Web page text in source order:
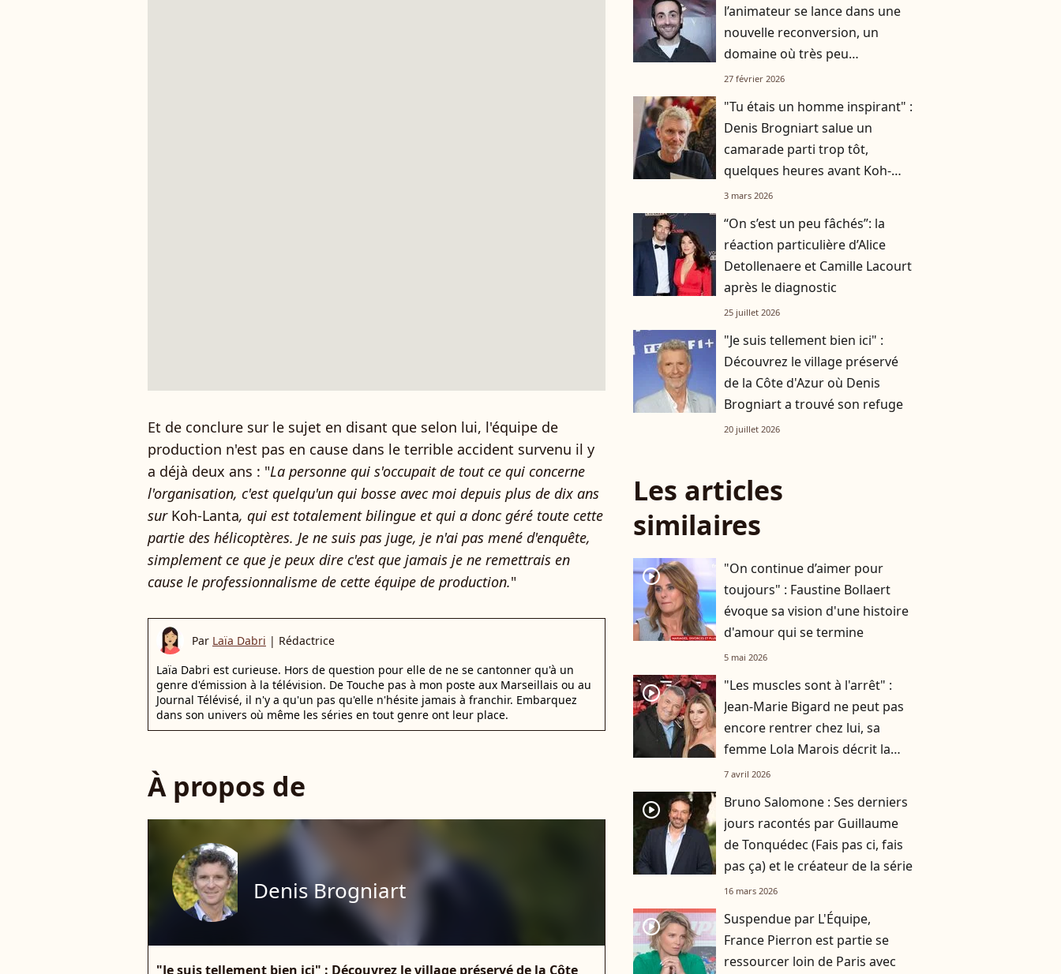
Et de conclure sur le sujet en disant que selon lui, l'équipe de
production n'est pas en cause dans le terrible accident survenu il y
a déjà deux ans : "La personne qui s'occupait de tout ce qui concerne
l'organisation, c'est quelqu'un qui bosse avec moi depuis plus de dix ans
surKoh-Lanta, qui est totalement bilingue et qui a donc géré toute cette
partie des hélicoptères. Je ne suis pas juge, je n'ai pas mené d'enquête,
simplement ce que je peux dire c'est que jamais je ne remettrais en
cause le professionnalisme de cette équipe de production."
Par Laïa Dabri | Rédactrice
Laïa Dabri est curieuse. Hors de question pour elle de ne se cantonner qu'à un
genre d'émission à la télévision. De Touche pas à mon poste aux Marseillais ou au
Journal Télévisé, il n'y a qu'un pas qu'elle n'hésite jamais à franchir. Embarquez
dans son univers où même les séries en tout genre ont leur place.
À propos de
Denis Brogniart
"Je suis tellement bien ici" : Découvrez le village préservé de la Côte
l’animateur se lance dans une
nouvelle reconversion, un
domaine où très peu
l’attendaient
27 février 2026
"Tu étais un homme inspirant" :
Denis Brogniart salue un
camarade parti trop tôt,
quelques heures avant Koh-
Lanta
3 mars 2026
“On s’est un peu fâchés”: la
réaction particulière d’Alice
Detollenaere et Camille Lacourt
après le diagnostic
25 juillet 2026
"Je suis tellement bien ici" :
Découvrez le village préservé
de la Côte d'Azur où Denis
Brogniart a trouvé son refuge
20 juillet 2026
Les articles
similaires
player2
"On continue d’aimer pour
toujours" : Faustine Bollaert
évoque sa vision d'une histoire
d'amour qui se termine
5 mai 2026
player2
"Les muscles sont à l'arrêt" :
Jean-Marie Bigard ne peut pas
encore rentrer chez lui, sa
femme Lola Marois décrit la
situation
7 avril 2026
player2
Bruno Salomone : Ses derniers
jours racontés par Guillaume
de Tonquédec (Fais pas ci, fais
pas ça) et le créateur de la série
16 mars 2026
player2
Suspendue par L'Équipe,
France Pierron est partie se
ressourcer loin de Paris avec